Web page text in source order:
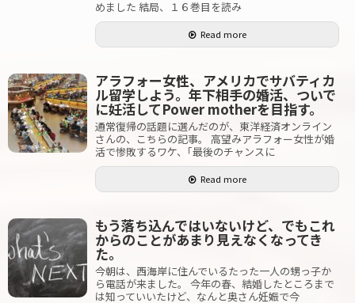
めました 結局、１６巻目を読み
Read more
アラフォー女性、アメリカでサバティカ
ル留学しよう。年下相手の婚活、ついで
に妊活してPower motherを目指す。
通常復帰の話題に選んだのが、東洋経済オンライン
さんの、こちらの記事。 高望みアラフォー女性が婚
活で惨敗するワケ、｢最後のチャンスに
Read more
もう落ち込んではいないけど、でもこれ
からのことがあまり見えなくなってき
た。
今朝は、西海岸に住んでいるたった一人の甥っ子か
ら電話が来ました。 今年の春、結婚したところまで
は知っていいたけど、なんと奥さん妊娠で今